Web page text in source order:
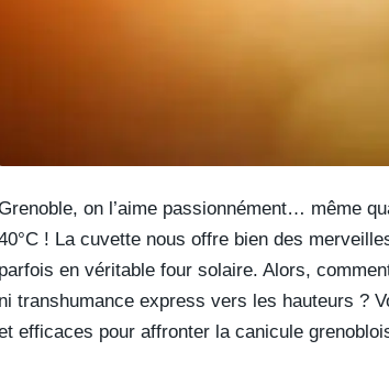
on l’aime passionnément… même
! La cuvette nous offre bien des
parfois en véritable four solaire. Alors,
ni transhumance express vers les hauteurs ?
efficaces pour affronter la canicule